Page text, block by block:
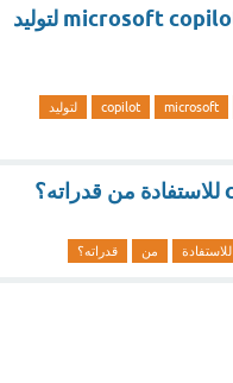
ما هي أفضل ممارسة رئيسية عند صياغة التلقينات ل microsoft copilot لتوليد
microsoft
copilot
لتوليد
للاستفادة من قدراته؟